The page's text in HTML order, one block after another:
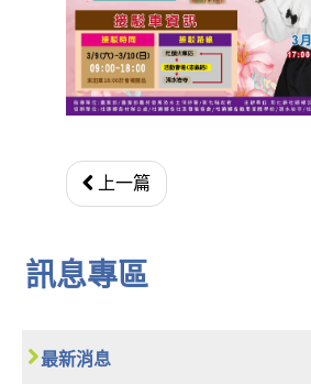
上一篇
訊息專區
最新消息